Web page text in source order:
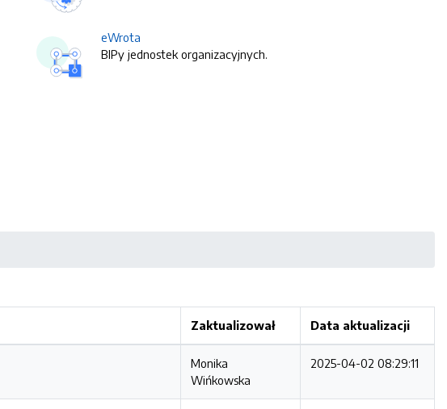
eWrota
BIPy jednostek organizacyjnych.
Zaktualizował Data aktualizacji
Monika
Wińkowska
2025-04-02 08:29:11